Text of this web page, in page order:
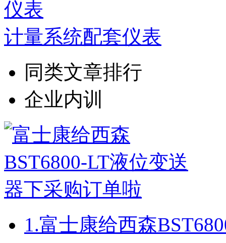
计量系统配套仪表
同类文章排行
企业内训
1.富士康给西森